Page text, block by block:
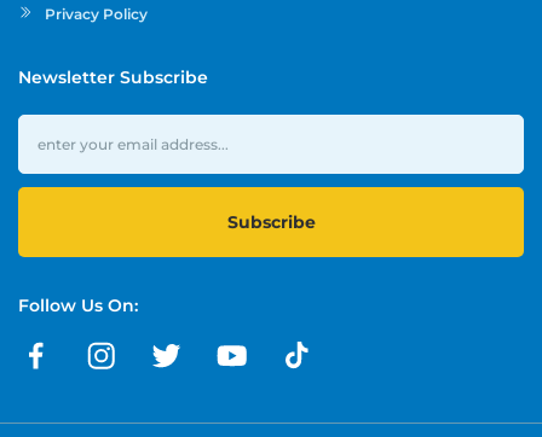
Privacy Policy
Newsletter Subscribe
Subscribe
Follow Us On: